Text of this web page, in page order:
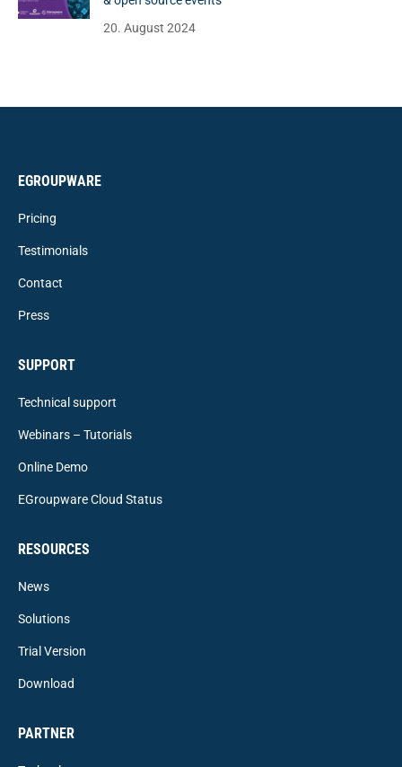
20. August 2024
EGROUPWARE
Pricing
Testimonials
Contact
Press
SUPPORT
Technical support
Webinars – Tutorials
Online Demo
EGroupware Cloud Status
RESOURCES
News
Solutions
Trial Version
Download
PARTNER